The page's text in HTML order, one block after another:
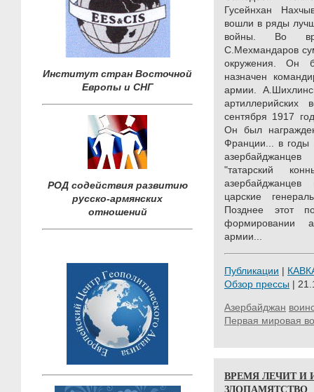
Институт стран Восточной
Европы и СНГ
РОД содействия развитию
русско-армянских
отношений
Гусейнхан
вошли в ряды
войны. Во
С.Мехмандаров
окружения. Он
назначен
армии.
сентября 1917
Он был
Франции... в годы
"татарский
царские
Позднее этот
формировании
армии...
Публикации |
Обзор прессы |
Азербайджан
Первая мировая
ВРЕМЯ ЛЕЧИТ И
ЗЛОПАМЯТСТВО